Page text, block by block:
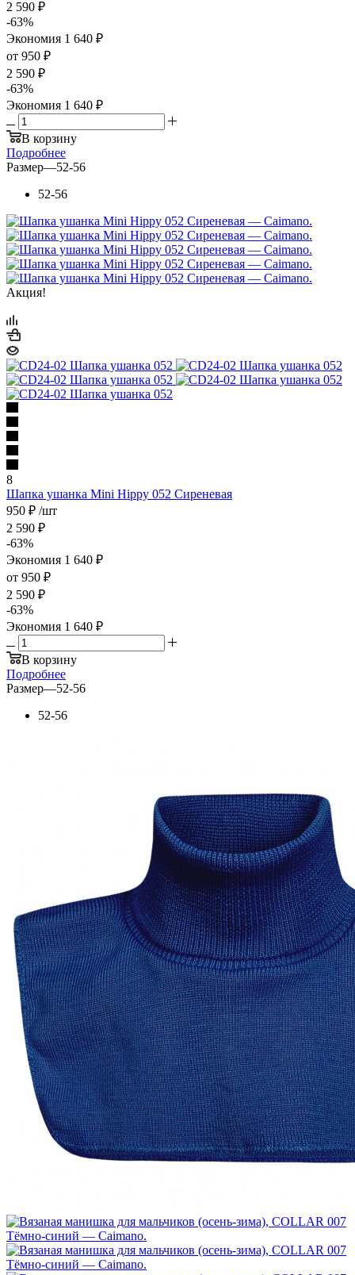
2 590 ₽
-63%
Экономия 1 640 ₽
от 950 ₽
2 590 ₽
-63%
Экономия 1 640 ₽
В корзину
Подробнее
Размер—52-56
52-56
Акция!
8
Шапка ушанка Mini Hippy 052 Сиреневая
950 ₽ /шт
2 590 ₽
-63%
Экономия 1 640 ₽
от 950 ₽
2 590 ₽
-63%
Экономия 1 640 ₽
В корзину
Подробнее
Размер—52-56
52-56